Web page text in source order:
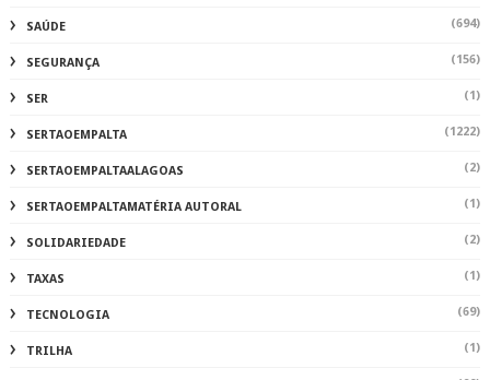
SAÚDE (694)
SEGURANÇA (156)
SER (1)
SERTAOEMPALTA (1222)
SERTAOEMPALTAALAGOAS (2)
SERTAOEMPALTAMATÉRIA AUTORAL (1)
SOLIDARIEDADE (2)
TAXAS (1)
TECNOLOGIA (69)
TRILHA (1)